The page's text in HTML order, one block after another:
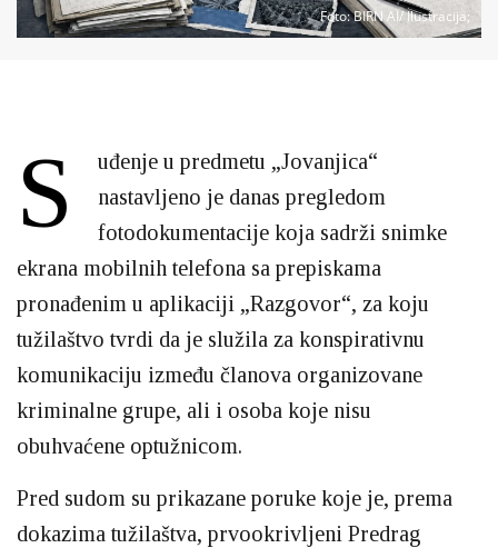
Foto: BIRN AI/ Ilustracija;
S
uđenje u predmetu „Jovanjica“
nastavljeno je danas pregledom
fotodokumentacije koja sadrži snimke
ekrana mobilnih telefona sa prepiskama
pronađenim u aplikaciji „Razgovor“, za koju
tužilaštvo tvrdi da je služila za konspirativnu
komunikaciju između članova organizovane
kriminalne grupe, ali i osoba koje nisu
obuhvaćene optužnicom.
Pred sudom su prikazane poruke koje je, prema
dokazima tužilaštva, prvookrivljeni Predrag